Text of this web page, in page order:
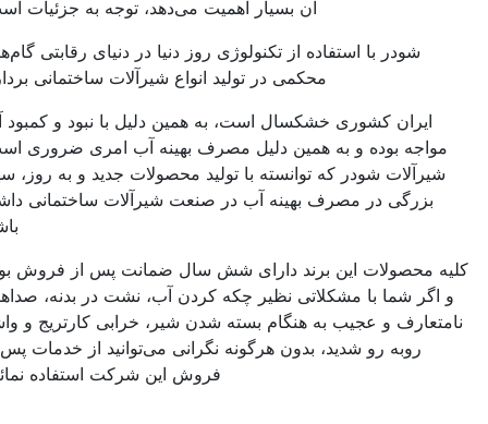
آن بسیار اهمیت می‌دهد، توجه به جزئیات است.
شودر با استفاده از تکنولوژی روز دنیا در دنیای رقابتی گام‌های
محکمی در تولید انواع شیرآلات ساختمانی بردارد.
ایران کشوری خشکسال است، به همین دلیل با نبود و کمبود آب
مواجه بوده و به همین دلیل مصرف بهینه آب امری ضروری است.
شیرآلات شودر که توانسته با تولید محصولات جدید و به روز، سهم
بزرگی در مصرف بهینه آب در صنعت شیرآلات ساختمانی داشته
باشد.
محصولات این برند دارای شش سال ضمانت پس از فروش بوده
و اگر شما با مشکلاتی نظیر چکه کردن آب، نشت در بدنه، صداهای
و عجیب به هنگام بسته شدن شیر، خرابی کارتریج و واشر
روبه رو شدید، بدون هرگونه نگرانی می‌توانید از خدمات پس از
فروش این شرکت استفاده نمائید.